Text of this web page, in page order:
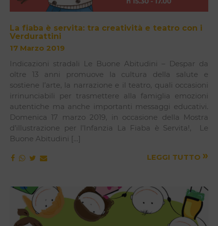
La fiaba è servita: tra creatività e teatro con i
Verdurattini
17 Marzo 2019
Indicazioni stradali Le Buone Abitudini – Despar da
oltre 13 anni promuove la cultura della salute e
sostiene l’arte, la narrazione e il teatro, quali occasioni
irrinunciabili per trasmettere alla famiglia emozioni
autentiche ma anche importanti messaggi educativi.
Domenica 17 marzo 2019, in occasione della Mostra
d’illustrazione per l’Infanzia La Fiaba è Servita!, Le
Buone Abitudini […]
LEGGI TUTTO »